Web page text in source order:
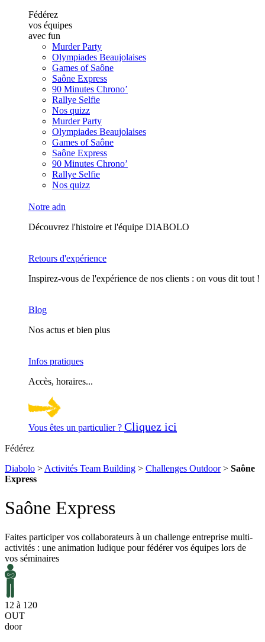
Fédérez
vos équipes
avec fun
Murder Party
Olympiades Beaujolaises
Games of Saône
Saône Express
90 Minutes Chrono’
Rallye Selfie
Nos quizz
Murder Party
Olympiades Beaujolaises
Games of Saône
Saône Express
90 Minutes Chrono’
Rallye Selfie
Nos quizz
Notre adn
Découvrez l'histoire et l'équipe DIABOLO
Retours d'expérience
Inspirez-vous de l'expérience de nos clients : on vous dit tout !
Blog
Nos actus et bien plus
Infos pratiques
Accès, horaires...
Vous êtes un particulier ? Cliquez ici
Fédérez
Diabolo > Activités Team Building > Challenges Outdoor> Saône
Express
Saône Express
Faites participer vos collaborateurs à un challenge entreprise multi-
activités : une animation ludique pour fédérer vos équipes lors de
vos séminaires
12 à 120
OUT
door